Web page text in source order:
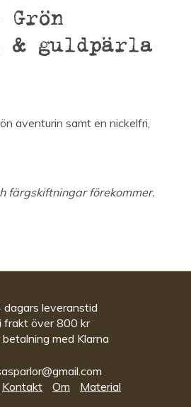
Grön
& guldpärla
aventurin samt en nickelfri,
färgskiftningar förekommer.
leveranstid
frakt över 800 kr
betalning med Klarna
Kontakt Om Material